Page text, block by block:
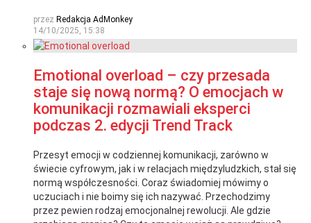
przez Redakcja AdMonkey
14/10/2025, 15:38
Emotional overload – czy przesada
staje się nową normą? O emocjach w
komunikacji rozmawiali eksperci
podczas 2. edycji Trend Track
Przesyt emocji w codziennej komunikacji, zarówno w
świecie cyfrowym, jak i w relacjach międzyludzkich, stał się
normą współczesności. Coraz świadomiej mówimy o
uczuciach i nie boimy się ich nazywać. Przechodzimy
przez pewien rodzaj emocjonalnej rewolucji. Ale gdzie